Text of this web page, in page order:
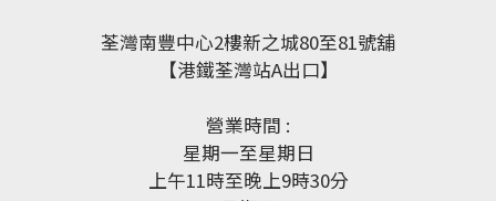
荃灣南豐中心2樓新之城80至81號舖
【港鐵荃灣站A出口】
營業時間 :
星期一至星期日
上午11時至晚上9時30分